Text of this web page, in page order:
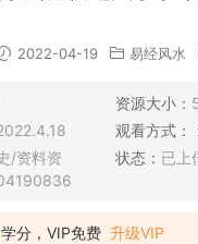
2022-04-19 易经风水
资源大小：
观看方式：
/资料资
状态： 已上
学分，VIP免费 升级VIP